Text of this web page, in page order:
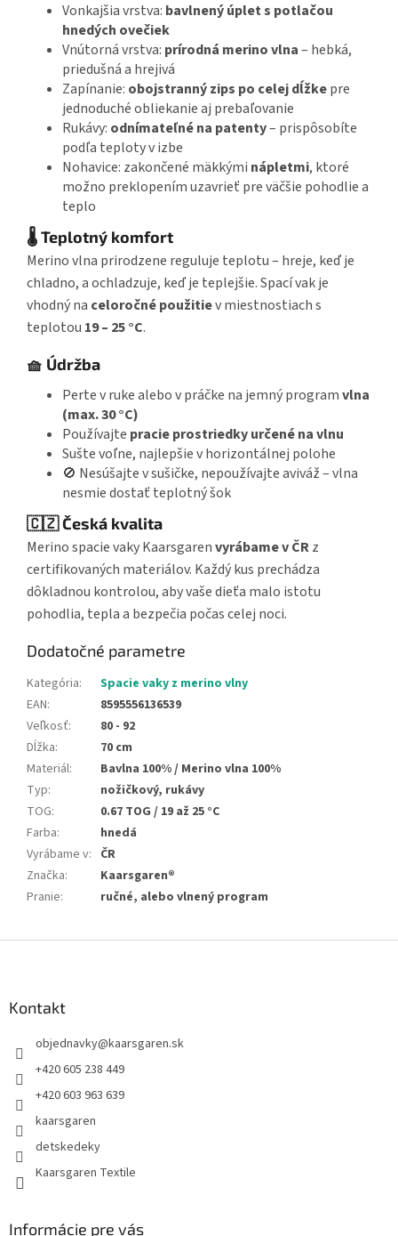
Vonkajšia vrstva: bavlnený úplet s potlačou
hnedých ovečiek
Vnútorná vrstva: prírodná merino vlna– hebká,
priedušná a hrejivá
Zapínanie: obojstranný zips po celej dĺžkepre
jednoduché obliekanie aj prebaľovanie
Rukávy: odnímateľné na patenty– prispôsobíte
podľa teploty v izbe
Nohavice: zakončené mäkkými nápletmi, ktoré
možno preklopením uzavrieť pre väčšie pohodlie a
teplo
🌡️ Teplotný komfort
Merino vlna prirodzene reguluje teplotu – hreje, keď je
chladno, a ochladzuje, keď je teplejšie. Spací vak je
vhodný na celoročné použitiev miestnostiach s
teplotou 19 – 25 °C.
🧺 Údržba
Perte v ruke alebo v práčke na jemný programvlna
(max. 30 °C)
Používajte pracie prostriedky určené na vlnu
Sušte voľne, najlepšie v horizontálnej polohe
🚫 Nesúšajte v sušičke, nepoužívajte aviváž – vlna
nesmie dostať teplotný šok
🇨🇿 Česká kvalita
Merino spacie vaky Kaarsgarenvyrábame v ČRz
certifikovaných materiálov. Každý kus prechádza
dôkladnou kontrolou, aby vaše dieťa malo istotu
pohodlia, tepla a bezpečia počas celej noci.
Dodatočné parametre
Kategória:
Spacie vaky z merino vlny
EAN:
8595556136539
Veľkosť:
80 - 92
Dĺžka:
70 cm
Materiál:
Bavlna 100% / Merino vlna 100%
Typ:
nožičkový, rukávy
TOG:
0.67 TOG / 19 až 25 °C
Farba:
hnedá
Vyrábame v: ČR
Značka:
Kaarsgaren®
Pranie: ručné, alebo vlnený program
Kontakt
objednavky@kaarsgaren.sk
+420 605 238 449
+420 603 963 639
kaarsgaren
detskedeky
Kaarsgaren Textile
Informácie pre vás